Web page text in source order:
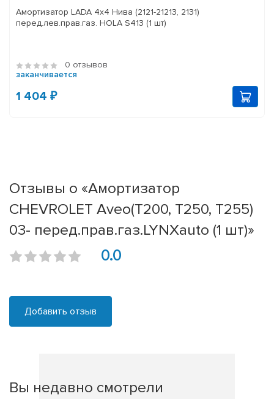
Амортизатор LADA 4x4 Нива (2121-21213, 2131)
перед.лев.прав.газ. HOLA S413 (1 шт)
0 отзывов
заканчивается
1 404 ₽
Отзывы о «Амортизатор
CHEVROLET Aveo(T200, T250, T255)
03- перед.прав.газ.LYNXauto (1 шт)»
0.0
Добавить отзыв
Вы недавно смотрели